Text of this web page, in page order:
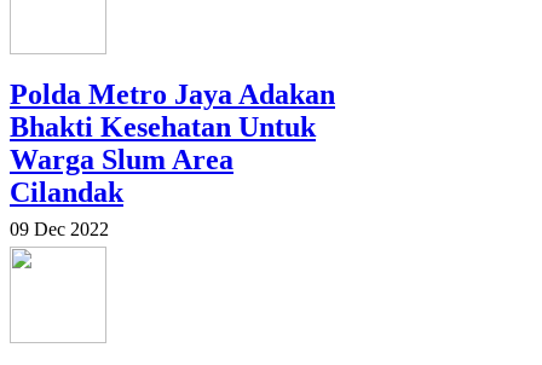
Polda Metro Jaya Adakan
Bhakti Kesehatan Untuk
Warga Slum Area
Cilandak
09 Dec 2022